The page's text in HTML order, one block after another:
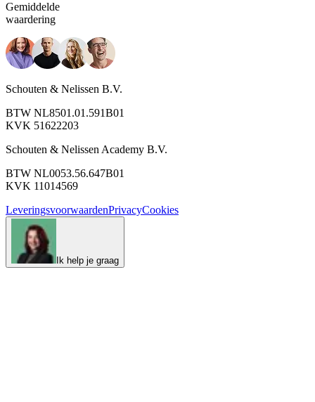
Gemiddelde
waardering
Schouten & Nelissen B.V.
BTW NL8501.01.591B01
KVK 51622203
Schouten & Nelissen Academy B.V.
BTW NL0053.56.647B01
KVK 11014569
LeveringsvoorwaardenPrivacyCookies
Ik help je graag